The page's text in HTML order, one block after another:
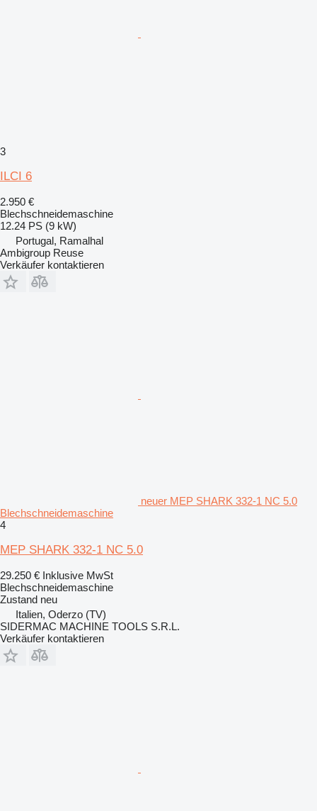
3
ILCI 6
2.950 €
Blechschneidemaschine
12.24 PS (9 kW)
Portugal, Ramalhal
Ambigroup Reuse
Verkäufer kontaktieren
neuer MEP SHARK 332-1 NC 5.0
Blechschneidemaschine
4
MEP SHARK 332-1 NC 5.0
29.250 € Inklusive MwSt
Blechschneidemaschine
Zustand neu
Italien, Oderzo (TV)
SIDERMAC MACHINE TOOLS S.R.L.
Verkäufer kontaktieren